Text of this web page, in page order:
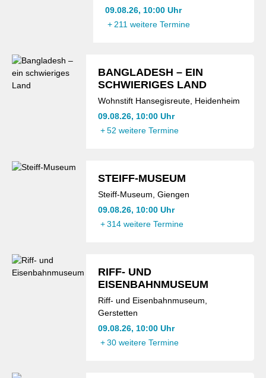
09.08.26, 10:00 Uhr
+ 211 weitere Termine
BANGLADESH – EIN
SCHWIERIGES LAND
Wohnstift Hansegisreute, Heidenheim
09.08.26, 10:00 Uhr
+ 52 weitere Termine
STEIFF-MUSEUM
Steiff-Museum, Giengen
09.08.26, 10:00 Uhr
+ 314 weitere Termine
RIFF- UND
EISENBAHNMUSEUM
Riff- und Eisenbahnmuseum,
Gerstetten
09.08.26, 10:00 Uhr
+ 30 weitere Termine